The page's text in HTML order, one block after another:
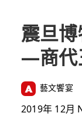
震旦
—商代
藝文饗宴
2019年 12月